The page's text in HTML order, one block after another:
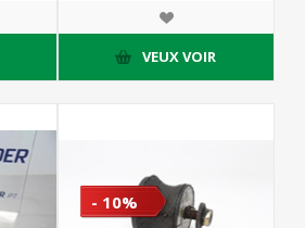
VEUX VOIR
- 10%